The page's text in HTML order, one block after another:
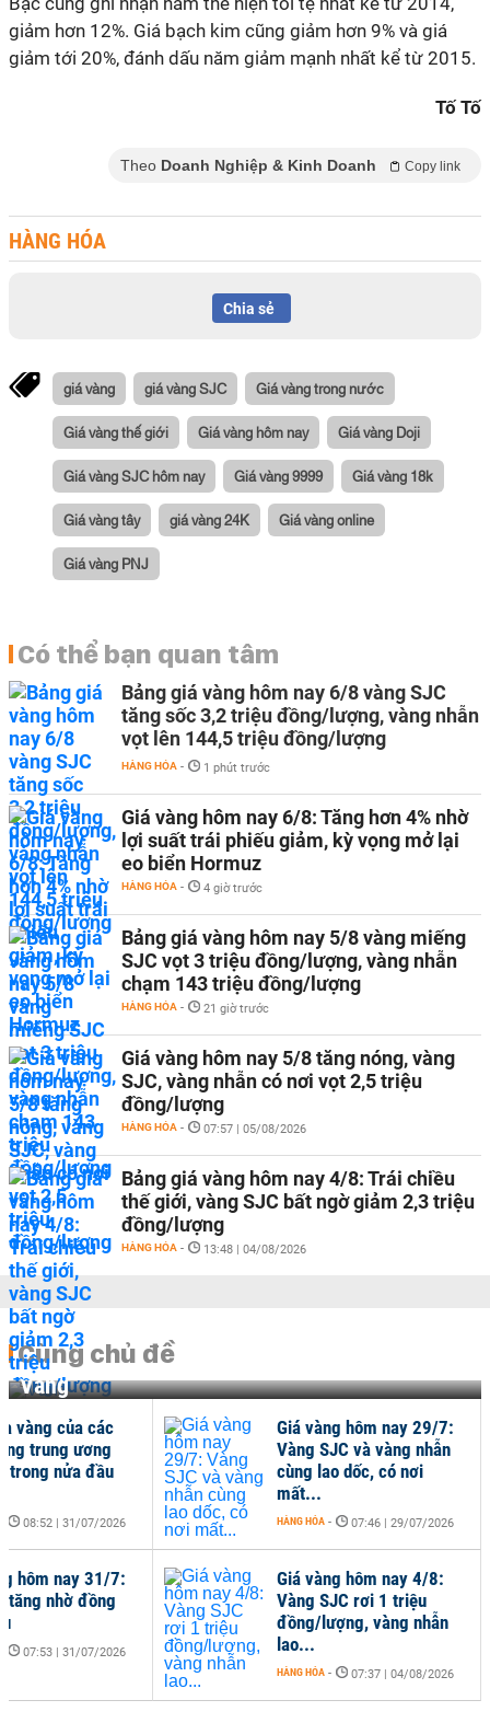
giảm hơn 12%. Giá bạch kim cũng giảm hơn 9% và giá
giảm tới 20%, đánh dấu năm giảm mạnh nhất kể từ 2015.
Tố Tố
Theo Doanh Nghiệp & Kinh Doanh Copy link
HÀNG HÓA
Chia sẻ
giá vàng giá vàng SJC Giá vàng trong nước
Giá vàng thế giới Giá vàng hôm nay Giá vàng Doji
Giá vàng SJC hôm nay Giá vàng 9999 Giá vàng 18k
Giá vàng tây giá vàng 24K Giá vàng online
Giá vàng PNJ
Có thể bạn quan tâm
Bảng giá vàng hôm nay 6/8 vàng SJC
tăng sốc 3,2 triệu đồng/lượng, vàng nhẫn
vọt lên 144,5 triệu đồng/lượng
HÀNG HÓA - 1 phút trước
Giá vàng hôm nay 6/8: Tăng hơn 4% nhờ
lợi suất trái phiếu giảm, kỳ vọng mở lại
eo biển Hormuz
HÀNG HÓA - 4 giờ trước
Bảng giá vàng hôm nay 5/8 vàng miếng
SJC vọt 3 triệu đồng/lượng, vàng nhẫn
chạm 143 triệu đồng/lượng
HÀNG HÓA - 21 giờ trước
Giá vàng hôm nay 5/8 tăng nóng, vàng
SJC, vàng nhẫn có nơi vọt 2,5 triệu
đồng/lượng
HÀNG HÓA - 07:57 | 05/08/2026
Bảng giá vàng hôm nay 4/8: Trái chiều
thế giới, vàng SJC bất ngờ giảm 2,3 triệu
đồng/lượng
HÀNG HÓA - 13:48 | 04/08/2026
Cùng chủ đề
Vàng
Giá vàng hôm nay 4/8:
Vàng SJC rơi 1 triệu
đồng/lượng, vàng nhẫn
lao...
HÀNG HÓA - 07:37 | 04/08/2026
vàng của các
trung ương
trong nửa đầu
08:52 | 31/07/2026
hôm nay 31/7:
tăng nhờ đồng
07:53 | 31/07/2026
Giá vàng hôm nay 29/7:
Vàng SJC và vàng nhẫn
cùng lao dốc, có nơi
mất...
HÀNG HÓA - 07:46 | 29/07/2026